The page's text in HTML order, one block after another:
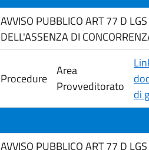
AVVISO PUBBLICO ART 77 D
DELL'ASSENZA DI
Procedure
Area
Provveditorato
di
AVVISO PUBBLICO ART 77 D